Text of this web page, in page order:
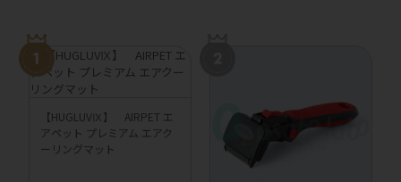
【HUGLUVⅨ】 AIRPET エ
アペット プレミアム エアク
ーリングマット